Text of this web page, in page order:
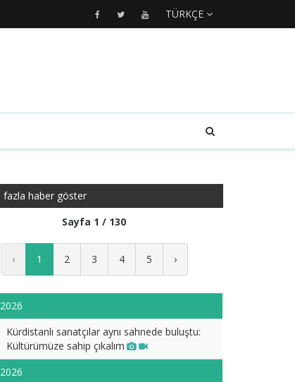
TÜRKÇE
fazla haber göster
Sayfa 1 / 130
‹ 1 2 3 4 5 ›
Kürdistanlı sanatçılar aynı sahnede buluştu:
Kültürümüze sahip çıkalım